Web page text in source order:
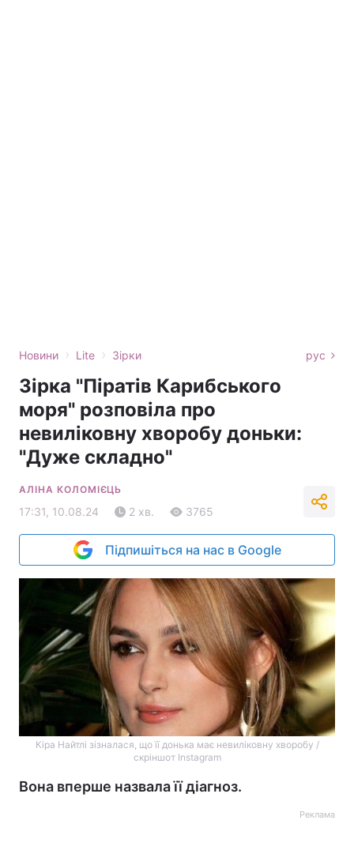
Новини › Lite › Зірки рус
Зірка "Піратів Карибського
моря" розповіла про
невиліковну хворобу доньки:
"Дуже складно"
АЛІНА КОЛОМІЄЦЬ
17:31, 10.08.24 2 хв. 3765
Підпишіться на нас в Google
Кіра Найтлі зізналася, що її донька має невиліковну хворобу /
скріншот Instagram
Вона вперше назвала її діагноз.
Реклама